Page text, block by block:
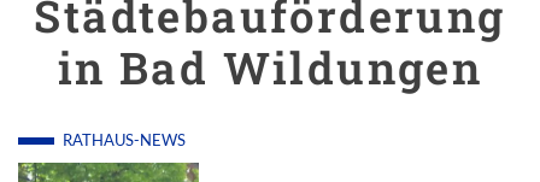
Städtebauförderung
in Bad Wildungen
RATHAUS-NEWS